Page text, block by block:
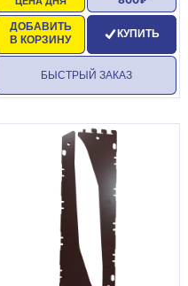
ДОБАВИТЬ
В КОРЗИНУ
КУПИТЬ
БЫСТРЫЙ ЗАКАЗ